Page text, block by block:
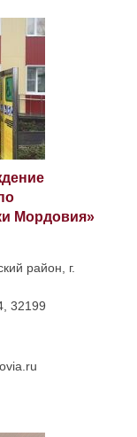
Мордовия»
район, г.
32199